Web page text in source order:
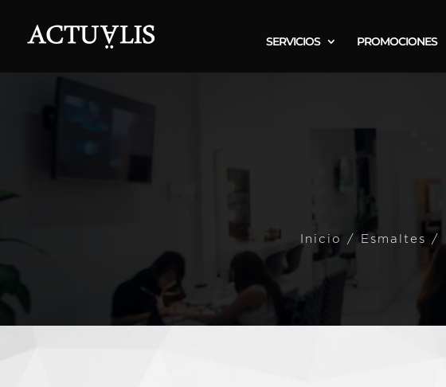
SERVICIOS PROMOCIONES
Inicio / Esmaltes /